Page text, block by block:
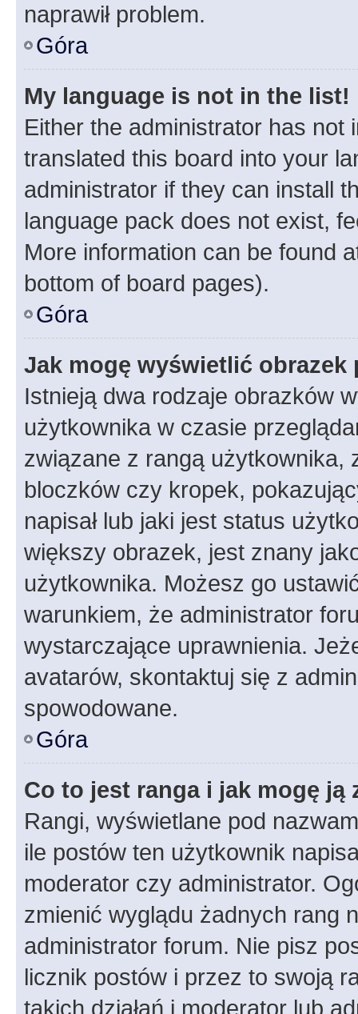
naprawił problem.
Góra
My language is not in the list!
Either the administrator has not
translated this board into your
administrator if they can install
language pack does not exist,
More information can be found
bottom of board pages).
Góra
Jak mogę wyświetlić
Istnieją dwa rodzaje obrazków
użytkownika w czasie
związane z rangą użytkownika,
bloczków czy kropek,
napisał lub jaki jest status
większy obrazek, jest znany
użytkownika. Możesz go
warunkiem, że administrator
wystarczające uprawnienia.
avatarów, skontaktuj się z
spowodowane.
Góra
Co to jest ranga i jak mogę ją
Rangi, wyświetlane pod
ile postów ten użytkownik
moderator czy administrator.
zmienić wyglądu żadnych rang
administrator forum. Nie pisz
licznik postów i przez to swoją
takich działań i moderator lub